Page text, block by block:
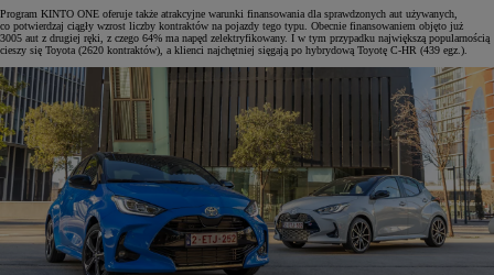
Program KINTO ONE oferuje także atrakcyjne warunki finansowania dla sprawdzonych aut używanych,
co potwierdzaj ciągły wzrost liczby kontraktów na pojazdy tego typu. Obecnie finansowaniem objęto już
3005 aut z drugiej ręki, z czego 64% ma napęd zelektryfikowany. I w tym przypadku największą popularnością
cieszy się Toyota (2620 kontraktów), a klienci najchętniej sięgają po hybrydową Toyotę C-HR (439 egz.).